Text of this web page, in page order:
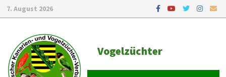
7. August 2026
Vogelzüchter